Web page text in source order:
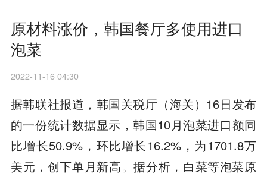
原材料涨价，韩国餐厅多使用进口
泡菜
2022-11-16 04:30
据韩联社报道，韩国关税厅（海关）16日发布
的一份统计数据显示，韩国10月泡菜进口额同
比增长50.9%，环比增长16.2%，为1701.8万
美元，创下单月新高。据分析，白菜等泡菜原